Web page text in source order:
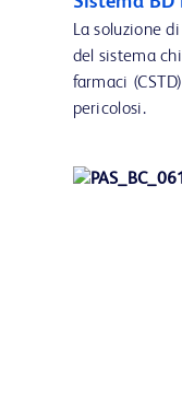
La soluzione
del sistema
farmaci
pericolosi.